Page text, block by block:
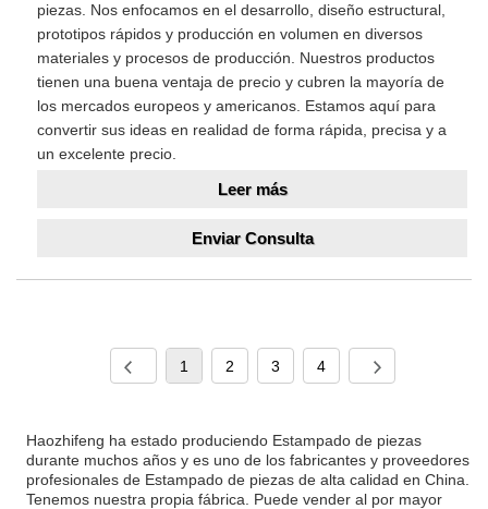
piezas. Nos enfocamos en el desarrollo, diseño estructural,
prototipos rápidos y producción en volumen en diversos
materiales y procesos de producción. Nuestros productos
tienen una buena ventaja de precio y cubren la mayoría de
los mercados europeos y americanos. Estamos aquí para
convertir sus ideas en realidad de forma rápida, precisa y a
un excelente precio.
Leer más
Enviar Consulta
1 2 3 4
Haozhifeng ha estado produciendo Estampado de piezas
durante muchos años y es uno de los fabricantes y proveedores
profesionales de Estampado de piezas de alta calidad en China.
Tenemos nuestra propia fábrica. Puede vender al por mayor